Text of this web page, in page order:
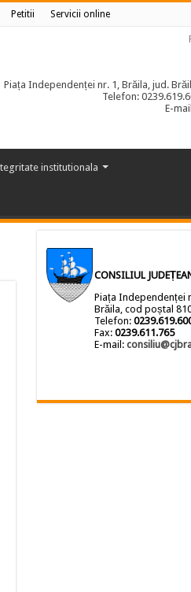
Petitii Servicii online
Piața Independenței nr. 1, Brăila, jud.
Telefon:
E-
institutionala
CONSILIUL
Piața Independenței
Brăila, cod poștal
Telefon:
Fax: 0239.611.765
E-mail: